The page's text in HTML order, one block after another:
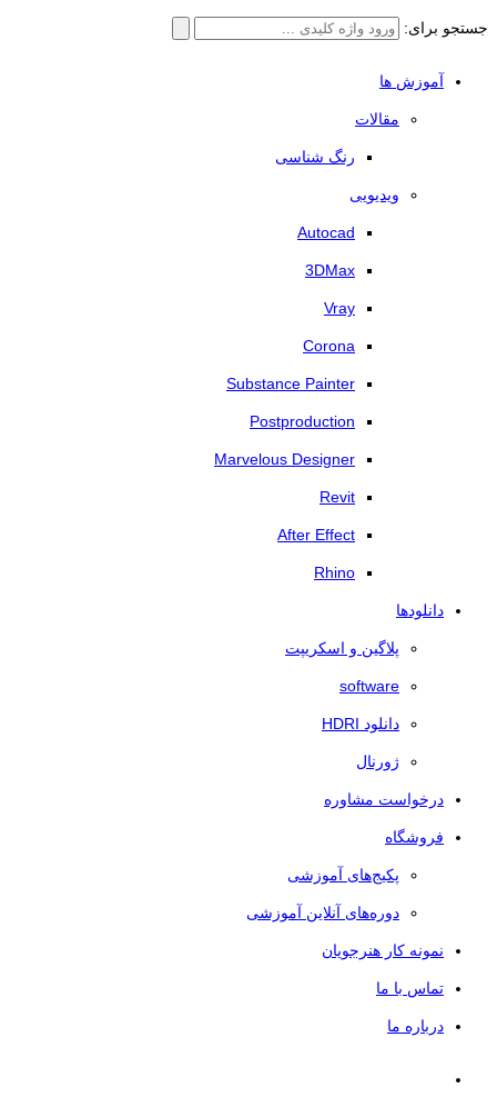
جستجو برای:
آموزش ها
مقالات
رنگ شناسی
ویدیویی
Autocad
3DMax
Vray
Corona
Substance Painter
Postproduction
Marvelous Designer
Revit
After Effect
Rhino
دانلودها
پلاگین و اسکریپت
software
دانلود HDRI
ژورنال
درخواست مشاوره
فروشگاه
پکیج‌های آموزشی
دوره‌های آنلاین آموزشی
نمونه کار هنرجویان
تماس با ما
درباره ما